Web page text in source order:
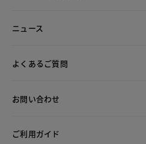
ニュース
よくあるご質問
お問い合わせ
ご利用ガイド